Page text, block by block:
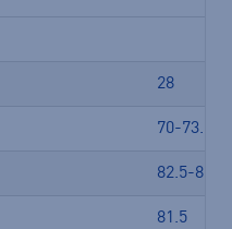
28
70-73.5
82.5-86.5
81.5